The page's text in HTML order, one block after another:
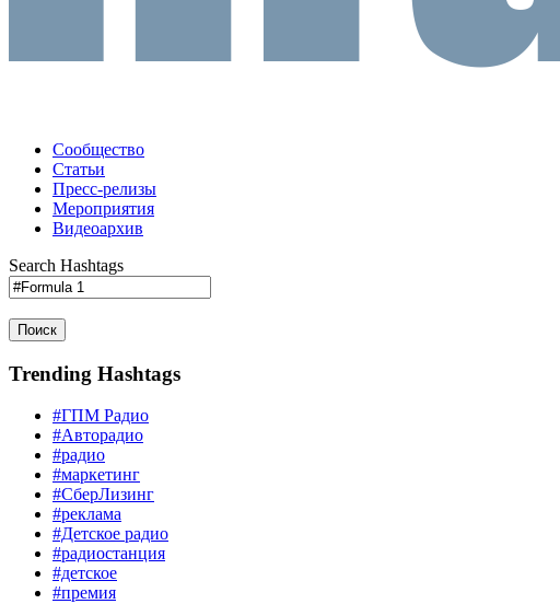
Сообщество
Статьи
Пресс-релизы
Мероприятия
Видеоархив
Search Hashtags
Поиск
Trending Hashtags
#ГПМ Радио
#Авторадио
#радио
#маркетинг
#СберЛизинг
#реклама
#Детское радио
#радиостанция
#детское
#премия